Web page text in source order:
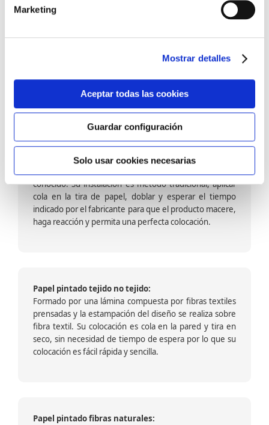
Marketing
Mostrar detalles
Aceptar todas las cookies
Guardar configuración
Solo usar cookies necesarias
barniz multiadherente en base agua. En zonas de
fuegos, se recomienda proteger con placas, silestone,
dado que el frotar en exceso dañaría el papel. Su
colocación es cola en la pared y tira en seco, sin
colocación es fácil rápida y sencilla.
Papel pintado calidad papel:
Formado por una capa de papel sobre un soporte de
conocido. Su instalación es método tradicional, aplicar
cola en la tira de papel, doblar y esperar el tiempo
indicado por el fabricante para que el producto macere,
haga reacción y permita una perfecta colocación.
Papel pintado tejido no tejido:
Formado por una lámina compuesta por fibras textiles
prensadas y la estampación del diseño se realiza sobre
fibra textil. Su colocación es cola en la pared y tira en
seco, sin necesidad de tiempo de espera por lo que su
colocación es fácil rápida y sencilla.
Papel pintado fibras naturales: